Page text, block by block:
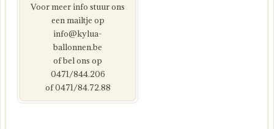
Voor meer info stuur ons
een mailtje op
info@kylua-
ballonnen.be
of bel ons op
0471/844.206
of 0471/84.72.88